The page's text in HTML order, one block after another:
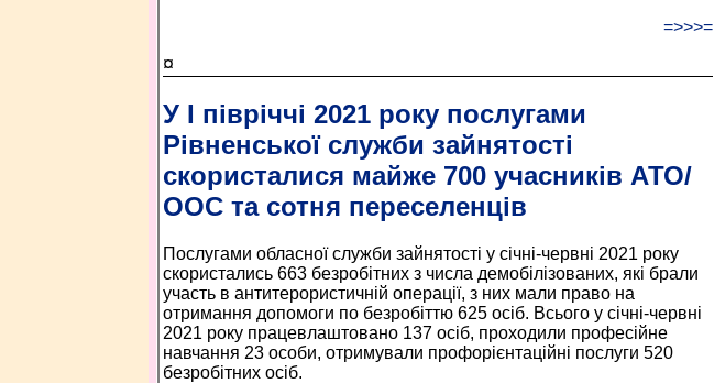
=>>>=
¤
У І півріччі 2021 року послугами
Рівненської служби зайнятості
скористалися майже 700 учасників АТО/
ООС та сотня переселенців
Послугами обласної служби зайнятості у січні-червні 2021 року
скористались 663 безробітних з числа демобілізованих, які брали
участь в антитерористичній операції, з них мали право на
отримання допомоги по безробіттю 625 осіб. Всього у січні-червні
2021 року працевлаштовано 137 осіб, проходили професійне
навчання 23 особи, отримували профорієнтаційні послуги 520
безробітних осіб.